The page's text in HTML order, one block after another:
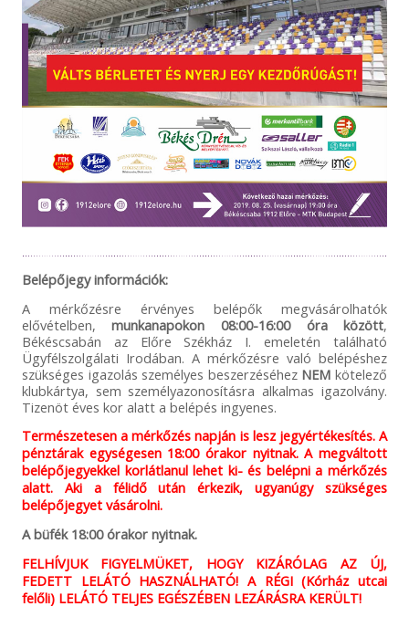
Belépőjegy információk:
A mérkőzésre érvényes belépők megvásárolhatók
elővételben,munkanapokon 08:00-16:00 óra között,
Békéscsabán az Előre Székház I. emeletén található
Ügyfélszolgálati Irodában. A mérkőzésre való belépéshez
szükséges igazolás személyes beszerzéséhez NEMkötelező
klubkártya, sem személyazonosításra alkalmas igazolvány.
Tizenöt éves kor alatt a belépés ingyenes.
Természetesen a mérkőzés napján is lesz jegyértékesítés. A
pénztárak egységesen 18:00 órakor nyitnak. A megváltott
belépőjegyekkel korlátlanul lehet ki- és belépni a mérkőzés
alatt. Aki a félidő után érkezik, ugyanúgy szükséges
belépőjegyet vásárolni.
A büfék 18:00 órakor nyitnak.
FELHÍVJUK FIGYELMÜKET, HOGY KIZÁRÓLAG AZ ÚJ,
FEDETT LELÁTÓ HASZNÁLHATÓ! A RÉGI (Kórház utcai
felőli) LELÁTÓ TELJES EGÉSZÉBEN LEZÁRÁSRA KERÜLT!